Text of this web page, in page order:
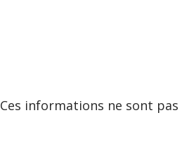
Ces informations ne sont